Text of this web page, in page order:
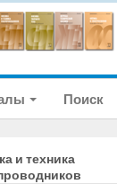
Поиск
и техника